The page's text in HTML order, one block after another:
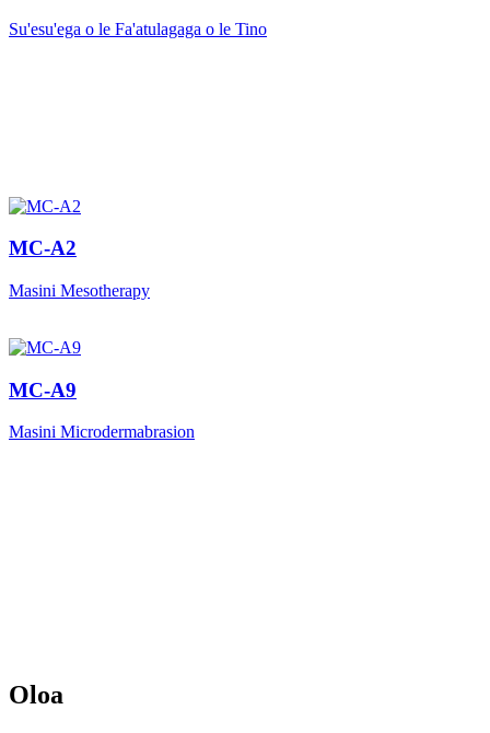
Su'esu'ega o le Fa'atulagaga o le Tino
MC-A2
Masini Mesotherapy
MC-A9
Masini Microdermabrasion
Oloa